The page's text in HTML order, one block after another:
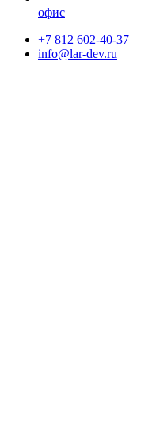
офис
+7 812 602-40-37
info@lar-dev.ru